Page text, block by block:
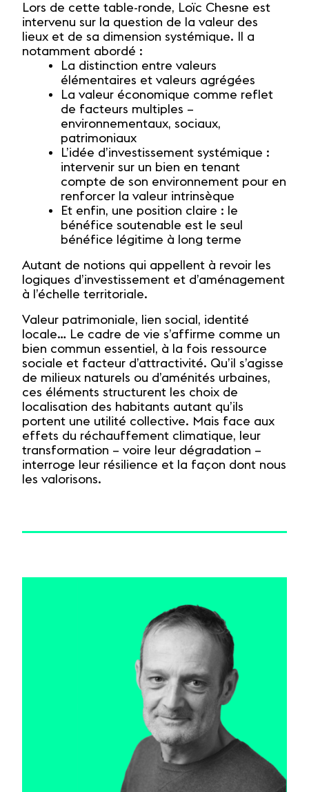
Lors de cette table-ronde, Loïc Chesne est
intervenu sur la question de la valeur des
lieux et de sa dimension systémique. Il a
notamment abordé :
La distinction entre valeurs
élémentaires et valeurs agrégées
La valeur économique comme reflet
de facteurs multiples –
environnementaux, sociaux,
patrimoniaux
L’idée d’investissement systémique :
intervenir sur un bien en tenant
compte de son environnement pour en
renforcer la valeur intrinsèque
Et enfin, une position claire : le
bénéfice soutenable est le seul
bénéfice légitime à long terme
Autant de notions qui appellent à revoir les
logiques d’investissement et d’aménagement
à l’échelle territoriale.
Valeur patrimoniale, lien social, identité
locale… Le cadre de vie s’affirme comme un
bien commun essentiel, à la fois ressource
sociale et facteur d’attractivité. Qu’il s’agisse
de milieux naturels ou d’aménités urbaines,
ces éléments structurent les choix de
localisation des habitants autant qu’ils
portent une utilité collective. Mais face aux
effets du réchauffement climatique, leur
transformation – voire leur dégradation –
interroge leur résilience et la façon dont nous
les valorisons.